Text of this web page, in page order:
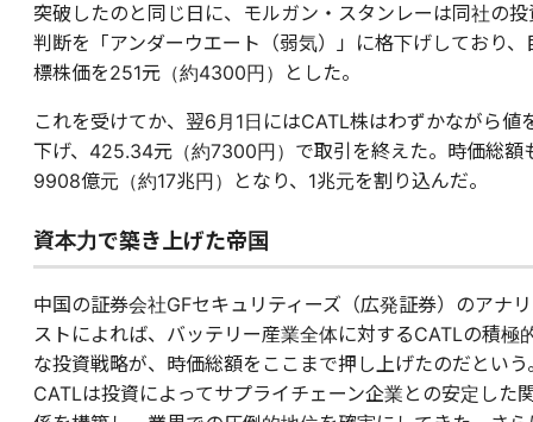
突破したのと同じ日に、モルガン・スタンレーは同社の投
判断を「アンダーウエート（弱気）」に格下げしており、
標株価を251元（約4300円）とした。
これを受けてか、翌6月1日にはCATL株はわずかながら値
下げ、425.34元（約7300円）で取引を終えた。時価総額
9908億元（約17兆円）となり、1兆元を割り込んだ。
資本力で築き上げた帝国
中国の証券会社GFセキュリティーズ（広発証券）のアナリ
ストによれば、バッテリー産業全体に対するCATLの積極
な投資戦略が、時価総額をここまで押し上げたのだという
CATLは投資によってサプライチェーン企業との安定した